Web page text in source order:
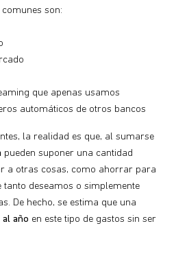
son:
que apenas usamos
automáticos de otros bancos
la realidad es que, al sumarse
pueden suponer una cantidad
a otras cosas, como ahorrar para
tanto deseamos o simplemente
De hecho, se estima que una
al año en este tipo de gastos sin ser